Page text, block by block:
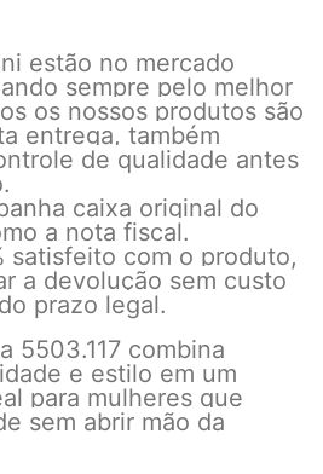
estão no mercado
sempre pelo melhor
os nossos produtos são
entrega, também
de qualidade antes
caixa original do
a nota fiscal.
satisfeito com o produto,
a devolução sem custo
prazo legal.
5503.117 combina
e estilo em um
para mulheres que
sem abrir mão da